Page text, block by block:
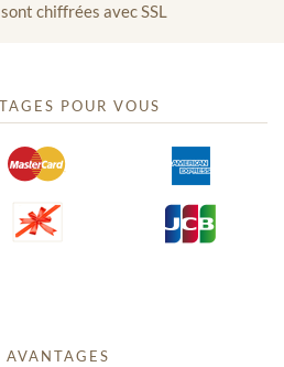
chiffrées avec SSL
POUR VOUS
AVANTAGES